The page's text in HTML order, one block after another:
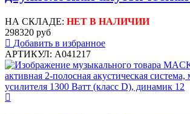
НА СКЛАДЕ: НЕТ В НАЛИЧИИ
298320 руб
Добавить в избранное
АРТИКУЛ: A041217